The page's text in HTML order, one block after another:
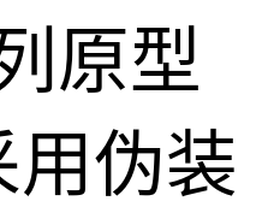
原型
用伪装